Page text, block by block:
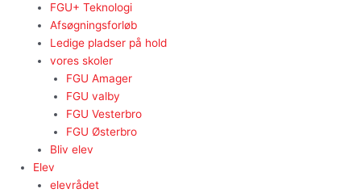
FGU+ Teknologi
Afsøgningsforløb
Ledige pladser på hold
vores skoler
FGU Amager
FGU valby
FGU Vesterbro
FGU Østerbro
Bliv elev
Elev
elevrådet